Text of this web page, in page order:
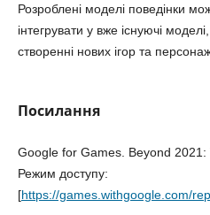
Розроблені моделі поведінки
інтегрувати у вже існуючі
створенні нових ігор та
Посилання
Google for Games. Beyond
Режим доступу:
[https://games.withgoogle.com/